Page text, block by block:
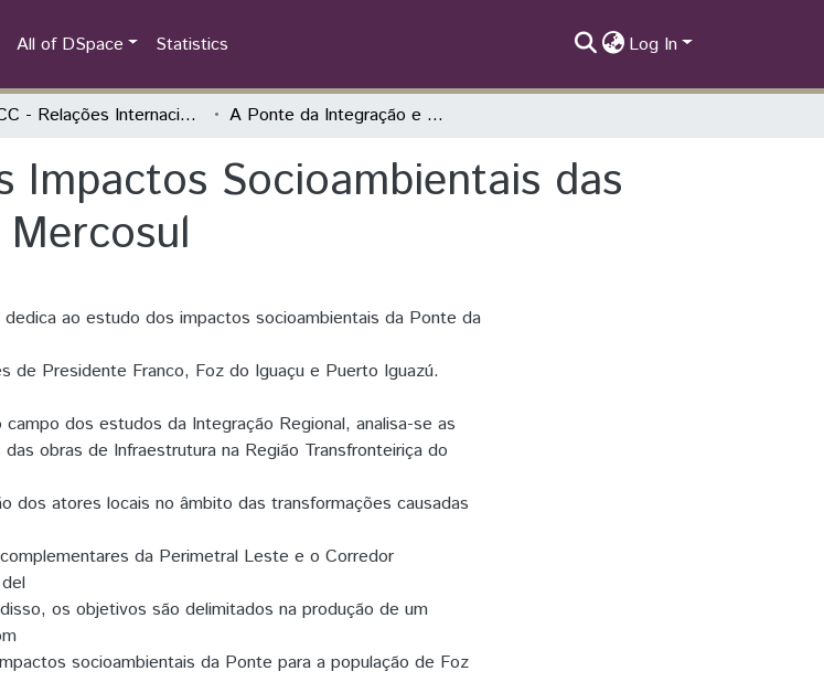
All of DSpace Statistics Log In
TCC - Relações Internacionais e Integração A Ponte da Integração e os Impactos Socioambientais das Obras de Infraestrutura no Mercosul
Socioambientais das
ao estudo dos impactos socioambientais da Ponte da
de Presidente Franco, Foz do Iguaçu e Puerto Iguazú.
dos estudos da Integração Regional, analisa-se as
obras de Infraestrutura na Região Transfronteiriça do
dos atores locais no âmbito das transformações causadas
da Perimetral Leste e o Corredor
os objetivos são delimitados na produção de um
socioambientais da Ponte para a população de Foz